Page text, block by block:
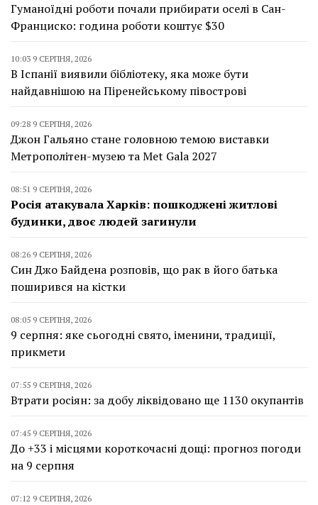
Гуманоїдні роботи почали прибирати оселі в Сан-
Франциско: година роботи коштує $30
10:03 9 СЕРПНЯ, 2026
В Іспанії виявили бібліотеку, яка може бути
найдавнішою на Піренейському півострові
09:28 9 СЕРПНЯ, 2026
Джон Гальяно стане головною темою виставки
Метрополітен-музею та Met Gala 2027
08:51 9 СЕРПНЯ, 2026
Росія атакувала Харків: пошкоджені житлові
будинки, двоє людей загинули
08:26 9 СЕРПНЯ, 2026
Син Джо Байдена розповів, що рак в його батька
поширився на кістки
08:05 9 СЕРПНЯ, 2026
9 серпня: яке сьогодні свято, іменини, традиції,
прикмети
07:55 9 СЕРПНЯ, 2026
Втрати росіян: за добу ліквідовано ще 1130 окупантів
07:45 9 СЕРПНЯ, 2026
До +33 і місцями короткочасні дощі: прогноз погоди
на 9 серпня
07:12 9 СЕРПНЯ, 2026